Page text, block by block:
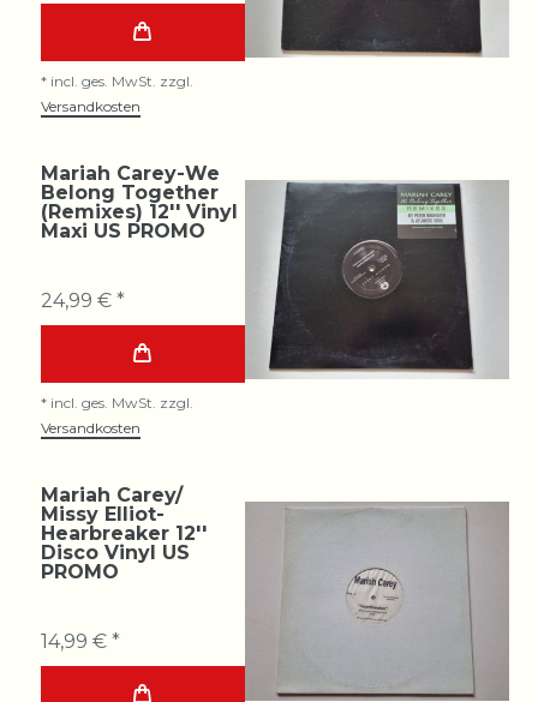
* incl. ges. MwSt. zzgl.
Versandkosten
Mariah Carey-We
Belong Together
(Remixes) 12'' Vinyl
Maxi US PROMO
24,99 € *
* incl. ges. MwSt. zzgl.
Versandkosten
Mariah Carey/
Missy Elliot-
Hearbreaker 12''
Disco Vinyl US
PROMO
14,99 € *